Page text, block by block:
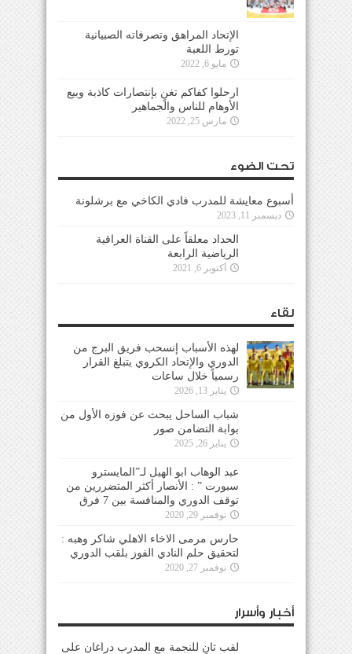
الإتحاد المراهق وتصرفاته الصبيانية
تورط اللعبة
مايو 6, 2022
ارحلوا كفاكم تغنٍ بإنتصارات كاذبة وبيع
الأوهام للناس والجماهير
مارس 25, 2022
تحت الضوء
أسبوع معايشة للمدرب فادي الكاخي مع برشلونة
ديسمبر 11, 2023
الحداد معلقاً على القناة العراقية
الرياضية الرابعة
أكتوبر 6, 2021
لقاء
لهذه الأسباب إنسحب فريق البرج من
الدوري والإتحاد الكروي يتبلغ القرار
رسمياً خلال ساعات
يناير 13, 2026
شباب الساحل يبحث عن فوزه الأول من
بوابة التضامن صور
يناير 26, 2025
عبد الوهاب ابو الهيل لـ”المايسترو
سبورت ” : الأنصار أكثر المتضررين من
توقف الدوري والمنافسة بين 7 فرق
نوفمبر 29, 2020
حارس مرمى الاخاء الاهلي شاكر وهبه :
لتحقيق حلم النادي الفوز بلقب الدوري
نوفمبر 27, 2020
أخبار وأسرار
لقب ثانٍ للنجمة مع المدرب دراغان على